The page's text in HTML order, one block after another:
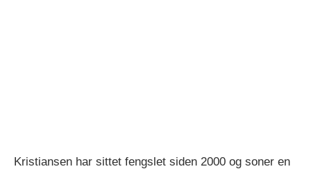
Kristiansen har sittet fengslet siden 2000 og soner en